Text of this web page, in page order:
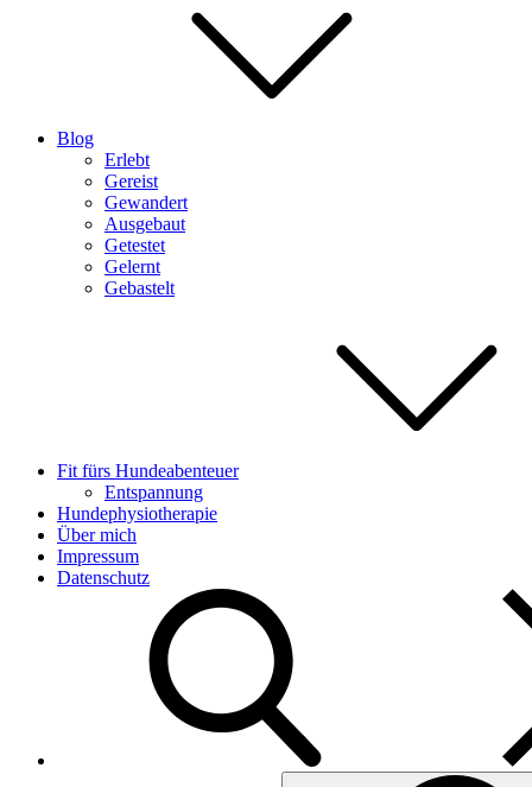
Blog
Erlebt
Gereist
Gewandert
Ausgebaut
Getestet
Gelernt
Gebastelt
Fit fürs Hundeabenteuer
Entspannung
Hundephysiotherapie
Über mich
Impressum
Datenschutz